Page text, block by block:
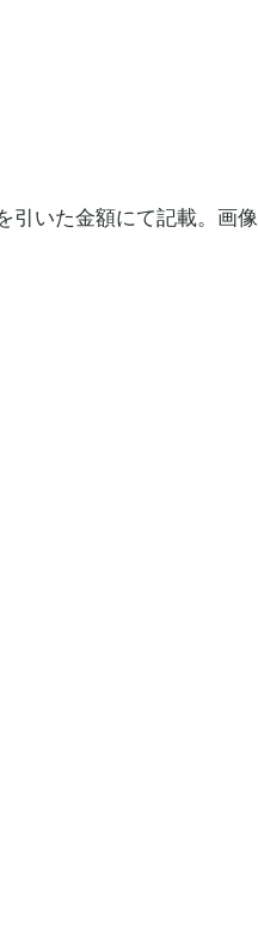
いた金額にて記載。画像